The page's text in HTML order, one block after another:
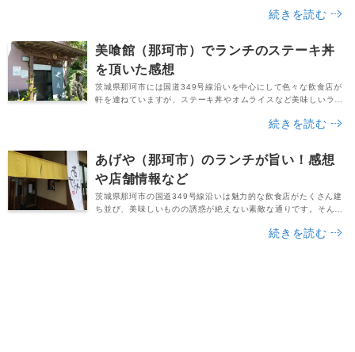
「麺屋むじゃき」でつけ麺を頂き、とても美味しかったことを覚
ン店だっただけに、着々と新しいお店がオープンして...
続きを読む
美喰館（那珂市）でランチのステーキ丼
を頂いた感想
茨城県那珂市には国道349号線沿いを中心にして色々な飲食店が
軒を連ねていますが、ステーキ丼やオムライスなど美味しいラン
者も食べログでこのお店を発見してからずっと気になっており、
ら14時までとなっており、問題なくお店に入れ...
続きを読む
あげや（那珂市）のランチが旨い！感想
や店舗情報など
茨城県那珂市の国道349号線沿いは魅力的な飲食店がたくさん建
ち並び、美味しいものの誘惑が絶えない素敵な通りです。そんな
お店と言えば、那珂市後台にある人気店「あげや」さんではない
続きを読む